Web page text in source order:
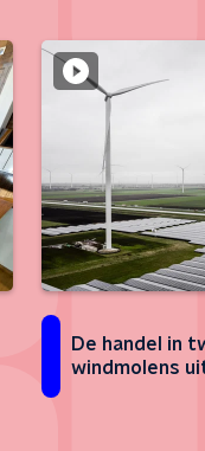
De handel in
windmolens